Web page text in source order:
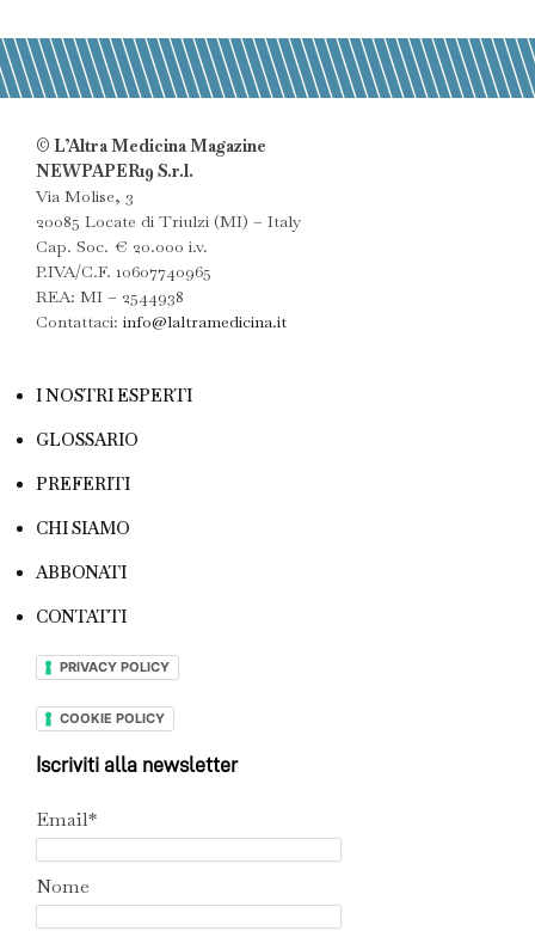
© L’Altra Medicina Magazine
NEWPAPER19 S.r.l.
Via Molise, 3
20085 Locate di Triulzi (MI) – Italy
Cap. Soc. € 20.000 i.v.
P.IVA/C.F. 10607740965
REA: MI – 2544938
Contattaci: info@laltramedicina.it
I NOSTRI ESPERTI
GLOSSARIO
PREFERITI
CHI SIAMO
ABBONATI
CONTATTI
PRIVACY POLICY
COOKIE POLICY
Iscriviti alla newsletter
Email*
Nome